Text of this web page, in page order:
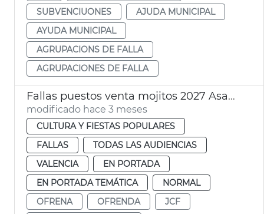
SUBVENCIUONES
AJUDA MUNICIPAL
AYUDA MUNICIPAL
AGRUPACIONS DE FALLA
AGRUPACIONES DE FALLA
Fallas puestos venta mojitos 2027 Asamblea Presidentes
modificado hace 3 meses
CULTURA Y FIESTAS POPULARES
FALLAS
TODAS LAS AUDIENCIAS
VALENCIA
EN PORTADA
EN PORTADA TEMÁTICA
NORMAL
OFRENA
OFRENDA
JCF